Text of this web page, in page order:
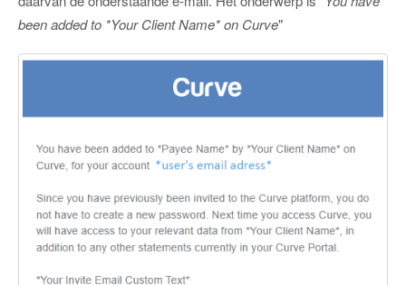
been added to *Your Client Name* on Curve"